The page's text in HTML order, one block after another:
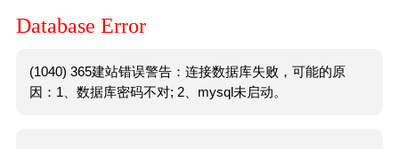
Database Error
(1040) 365建站错误警告：连接数据库失败，可能的原
因：1、数据库密码不对; 2、mysql未启动。